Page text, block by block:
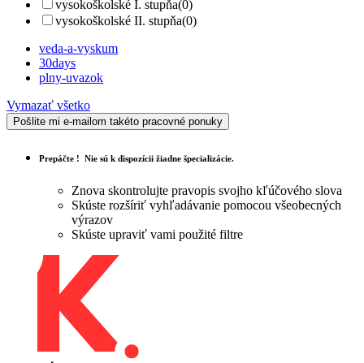
vysokoškolské I. stupňa(0)
vysokoškolské II. stupňa(0)
veda-a-vyskum
30days
plny-uvazok
Vymazať všetko
Pošlite mi e-mailom takéto pracovné ponuky
Prepáčte ! Nie sú k dispozícii žiadne špecializácie.
Znova skontrolujte pravopis svojho kľúčového slova
Skúste rozšíriť vyhľadávanie pomocou všeobecných
výrazov
Skúste upraviť vami použité filtre